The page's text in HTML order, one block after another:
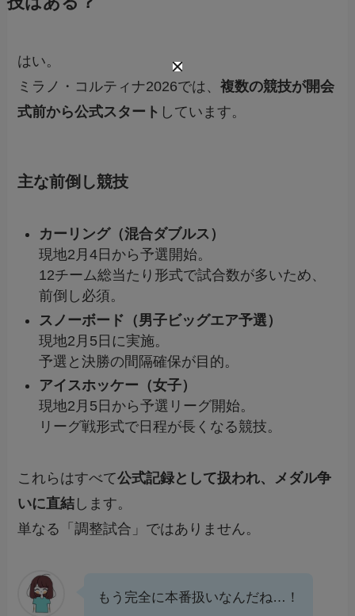
はい。
ミラノ・コルティナ2026では、複数の競技が開会
式前から公式スタート しています。
主な前倒し競技
カーリング（混合ダブルス）
現地2月4日から予選開始。
12チーム総当たり形式で試合数が多いため、
前倒し必須。
スノーボード（男子ビッグエア予選）
現地2月5日に実施。
予選と決勝の間隔確保が目的。
アイスホッケー（女子）
現地2月5日から予選リーグ開始。
リーグ戦形式で日程が長くなる競技。
これらはすべて公式記録として扱われ、メダル争
いに直結 します。
単なる「調整試合」ではありません。
もう完全に本番扱いなんだね…！